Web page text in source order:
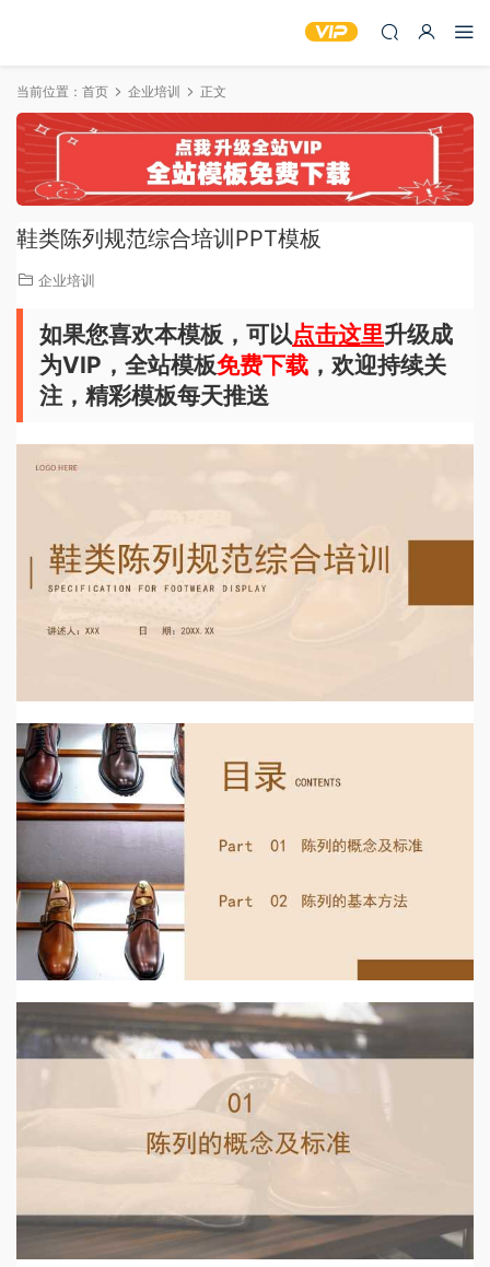
当前位置： 首页 企业培训 正文
鞋类陈列规范综合培训PPT模板
企业培训
如果您喜欢本模板，可以点击这里升级成
为VIP，全站模板免费下载 ，欢迎持续关
注，精彩模板每天推送